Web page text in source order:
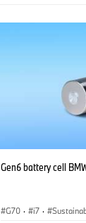
Gen6 battery cell
G70 · i7 ·